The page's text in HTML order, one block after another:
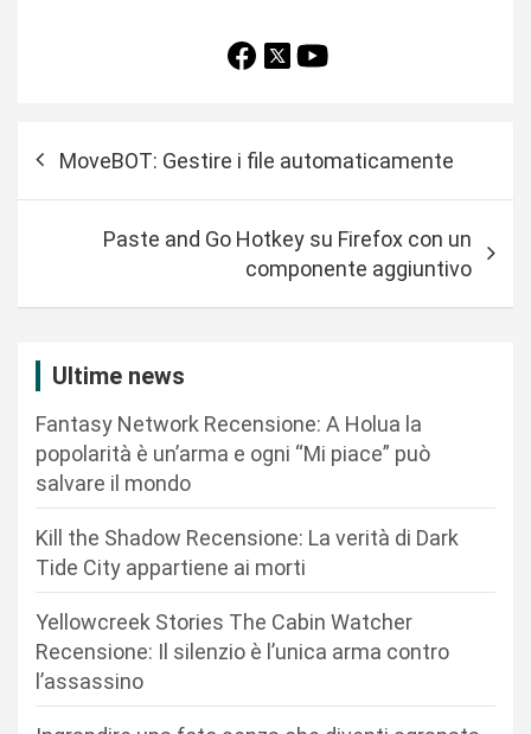
MoveBOT: Gestire i file automaticamente
Paste and Go Hotkey su Firefox con un
componente aggiuntivo
Ultime news
Fantasy Network Recensione: A Holua la
popolarità è un’arma e ogni “Mi piace” può
salvare il mondo
Kill the Shadow Recensione: La verità di Dark
Tide City appartiene ai morti
Yellowcreek Stories The Cabin Watcher
Recensione: Il silenzio è l’unica arma contro
l’assassino